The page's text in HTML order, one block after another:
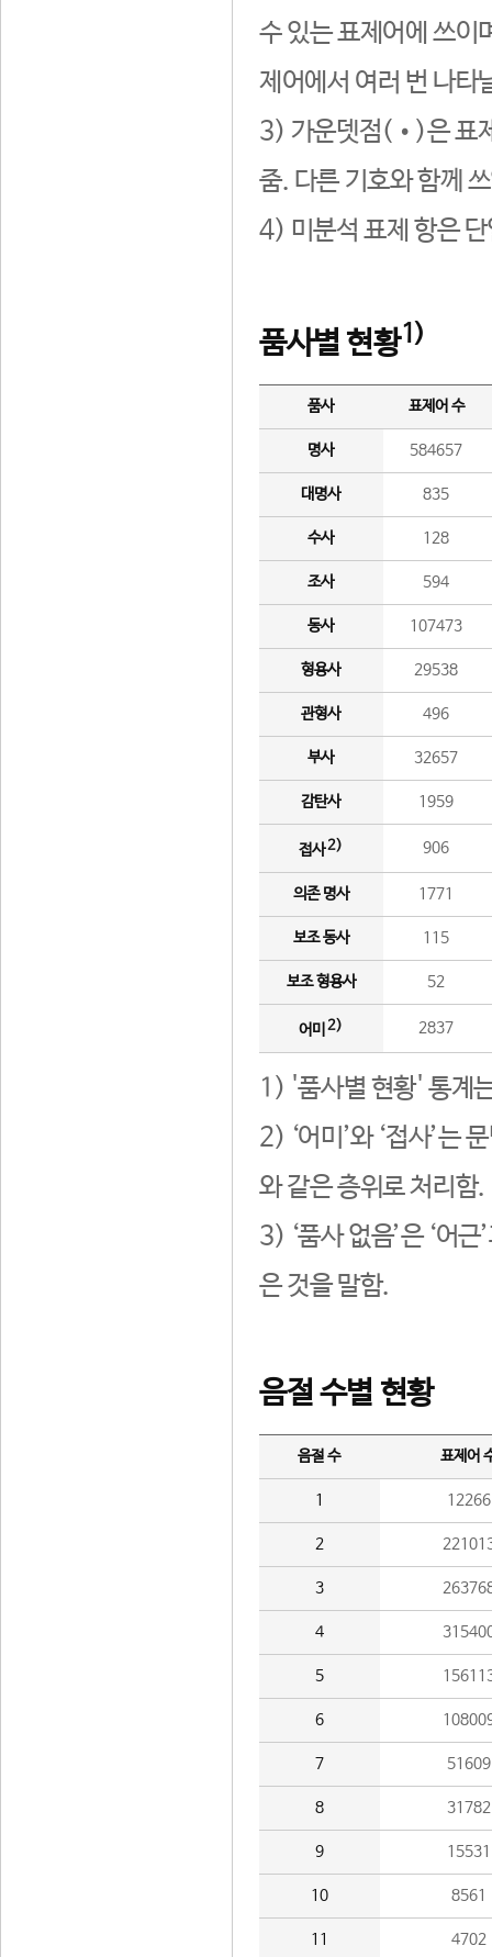
수 있는 표제어에 쓰이
제어에서 여러 번 나타
3) 가운뎃점(•)은 표
줌. 다른 기호와 함께
4) 미분석 표제 항은
품사별 현황1)
품사 표제어 수
명사 584657
대명사 835
수사 128
조사 594
동사 107473
형용사 29538
관형사 496
부사 32657
감탄사 1959
접사2) 906
의존 명사 1771
보조 동사 115
보조 형용사 52
어미 2) 2837
1) '품사별 현황' 통계
2) ‘어미’와 ‘접사’는
와 같은 층위로 처리함.
3) ‘품사 없음’은 ‘어
은 것을 말함.
음절 수별 현황
음절 수 표제어
1 12266
2
3
4
5
6
7 51609
8 31782
9 15531
10 8561
11 4702